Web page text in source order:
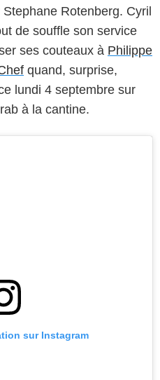
Rotenberg. Cyril
de souffle son service
ses couteaux à Philippe
quand, surprise,
lundi 4 septembre sur
à la cantine.
sur Instagram